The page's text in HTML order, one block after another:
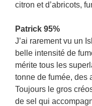
citron et d’abricots,
Patrick 95%
J’ai rarement vu un
belle intensité de
mérite tous les
tonne de fumée, des
Toujours le gros
de sel qui